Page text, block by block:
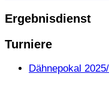
Ergebnisdienst
Turniere
Dähnepokal